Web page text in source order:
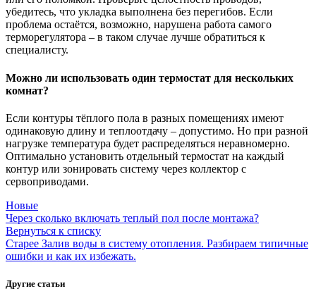
убедитесь, что укладка выполнена без перегибов. Если
проблема остаётся, возможно, нарушена работа самого
терморегулятора – в таком случае лучше обратиться к
специалисту.
Можно ли использовать один термостат для нескольких
комнат?
Если контуры тёплого пола в разных помещениях имеют
одинаковую длину и теплоотдачу – допустимо. Но при разной
нагрузке температура будет распределяться неравномерно.
Оптимально установить отдельный термостат на каждый
контур или зонировать систему через коллектор с
сервоприводами.
Новые
Через сколько включать теплый пол после монтажа?
Вернуться к списку
Старее Залив воды в систему отопления. Разбираем типичные
ошибки и как их избежать.
Другие статьи